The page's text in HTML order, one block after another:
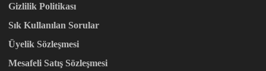
Gizlilik Politikası
Sık Kullanılan Sorular
Üyelik Sözleşmesi
Mesafeli Satış Sözleşmesi